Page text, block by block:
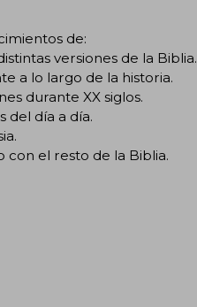
de:
versiones de la Biblia.
a lo largo de la historia.
durante XX siglos.
del día a día.
con el resto de la Biblia.